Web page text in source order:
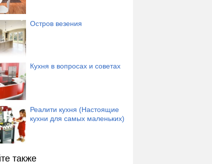
Остров везения
Кухня в вопросах и советах
Реалити кухня (Настоящие
кухни для самых маленьких)
также